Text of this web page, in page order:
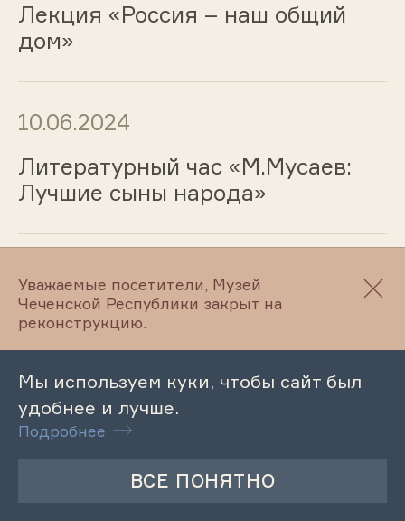
Лекция «Россия – наш общий
дом»
10.06.2024
Литературный час «М.Мусаев:
Лучшие сыны народа»
10.06.2024
Лекция «Символы России», ко
Дню России
10.06.2024
Лекция «День России»
Уважаемые посетители, Музей
Чеченской Республики закрыт на
реконструкцию.
Мы используем куки, чтобы сайт был
удобнее и лучше.
Подробнее